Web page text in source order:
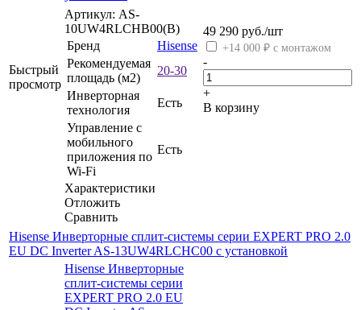
Быстрый
просмотр
Артикул: AS-
10UW4RLCHB00(B)
Бренд
Hisense
Рекомендуемая
площадь (м2)
20-30
Инверторная
технология
Есть
Управление c
мобильного
приложения по
Wi-Fi
Есть
Характеристики
Отложить
Сравнить
49 290 руб./шт
+14 000 ₽ с монтажом
-
+
В корзину
Hisense Инверторные сплит-системы серии EXPERT PRO 2.0
EU DC Inverter AS-13UW4RLCHC00 с установкой
Hisense Инверторные
сплит-системы серии
EXPERT PRO 2.0 EU